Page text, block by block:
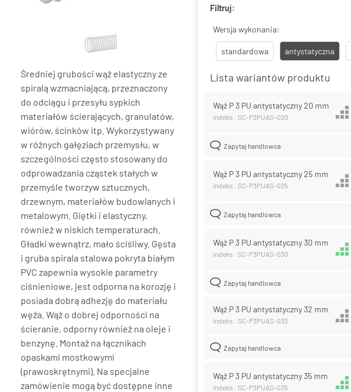
Średniej grubości wąż elastyczny ze
spiralą wzmacniającą, przeznaczony
do odciągu i przesyłu sypkich
materiałów ścierających, granulatów,
wiórów, ścinków itp. Wykorzystywany
w różnych gałęziach przemysłu, w
szczególności często stosowany do
odprowadzania cząstek stałych w
przemyśle tworzyw sztucznych,
drzewnym, materiałów budowlanych i
metalowym. Giętki i elastyczny,
również w niskich temperaturach.
Gładki wewnątrz, mało ściśliwy. Gęsta
i gruba spirala stalowa pokryta białym
PVC zapewnia wysokie parametry
ciśnieniowe, jest odporna na korozję i
posiada dobrą adhezję do materiału
węża. Wąż o dobrej odporności na
ścieranie, odporny również na oleje i
benzynę. Montaż na łącznikach
opaskami mostkowymi
(prawoskrętnymi). Na specjalne
zamówienie mogą być dostępne inne
Filtruj:
Wersja wykonania:
standardowa antystatyczna
Lista wariantów produktu
Wąż P 3 PU antystatyczny 20 mm
Indeks : SC-P3PUAS-020
Zapytaj handlowca
Wąż P 3 PU antystatyczny 25 mm
Indeks : SC-P3PUAS-025
Zapytaj handlowca
Wąż P 3 PU antystatyczny 30 mm
Indeks : SC-P3PUAS-030
Zapytaj handlowca
Wąż P 3 PU antystatyczny 32 mm
Indeks : SC-P3PUAS-032
Zapytaj handlowca
Wąż P 3 PU antystatyczny 35 mm
Indeks : SC-P3PUAS-035